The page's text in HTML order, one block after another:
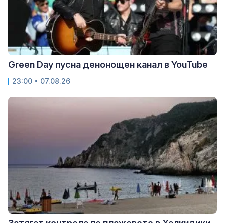
Green Day пусна денонощен канал в YouTube
23:00 • 07.08.26